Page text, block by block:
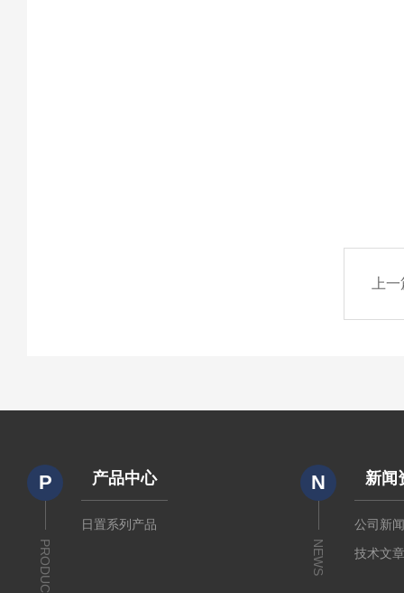
上
P
PRODUCTS
产品中心
日置系列产品
N
NEWS
新闻
公司新
技术文